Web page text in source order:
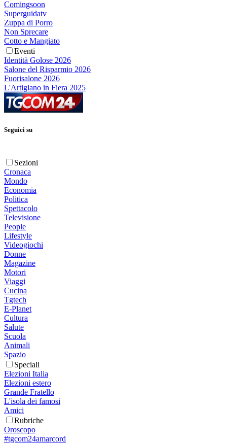
Comingsoon
Superguidatv
Zuppa di Porro
Non Sprecare
Cotto e Mangiato
Eventi
Identità Golose 2026
Salone del Risparmio 2026
Fuorisalone 2026
L'Artigiano in Fiera 2025
Seguici su
Sezioni
Cronaca
Mondo
Economia
Politica
Spettacolo
Televisione
People
Lifestyle
Videogiochi
Donne
Magazine
Motori
Viaggi
Cucina
Tgtech
E-Planet
Cultura
Salute
Scuola
Animali
Spazio
Speciali
Elezioni Italia
Elezioni estero
Grande Fratello
L'isola dei famosi
Amici
Rubriche
Oroscopo
#tgcom24amarcord